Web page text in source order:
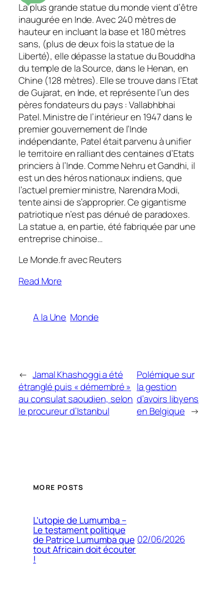
La plus grande statue du monde vient d’être
inaugurée en Inde. Avec 240 mètres de
hauteur en incluant la base et 180 mètres
sans, (plus de deux fois la statue de la
Liberté), elle dépasse la statue du Bouddha
du temple de la Source, dans le Henan, en
Chine (128 mètres). Elle se trouve dans l’Etat
de Gujarat, en Inde, et représente l’un des
pères fondateurs du pays : Vallabhbhai
Patel. Ministre de l’intérieur en 1947 dans le
premier gouvernement de l’Inde
indépendante, Patel était parvenu à unifier
le territoire en ralliant des centaines d’Etats
princiers à l’Inde. Comme Nehru et Gandhi, il
est un des héros nationaux indiens, que
l’actuel premier ministre, Narendra Modi,
tente ainsi de s’approprier. Ce gigantisme
patriotique n’est pas dénué de paradoxes.
La statue a, en partie, été fabriquée par une
entreprise chinoise…
Le Monde.fr avec Reuters
Read More
A la Une Monde
← Jamal Khashoggi a été
étranglé puis « démembré »
au consulat saoudien, selon
le procureur d’Istanbul
Polémique sur
la gestion
d’avoirs libyens
en Belgique →
MORE POSTS
L’utopie de Lumumba –
Le testament politique
de Patrice Lumumba que
tout Africain doit écouter
!
02/06/2026